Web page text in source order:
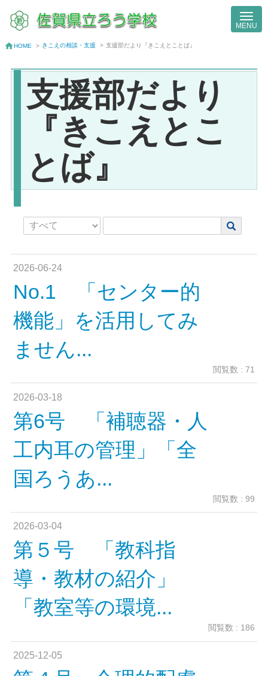
HOME > きこえの相談・支援 > 支援部だより『きこえとことば』
支援部だより
『きこえとこ
とば』
2026-06-24
No.1 「センター的
機能」を活用してみ
ません...
閲覧数 : 71
2026-03-18
第6号 「補聴器・人
工内耳の管理」「全
国ろうあ...
閲覧数 : 99
2026-03-04
第５号 「教科指
導・教材の紹介」
「教室等の環境...
閲覧数 : 186
2025-12-05